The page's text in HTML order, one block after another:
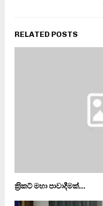
RELATED POSTS
ක‍්‍රිකට් මහා පාවාදීමක්…